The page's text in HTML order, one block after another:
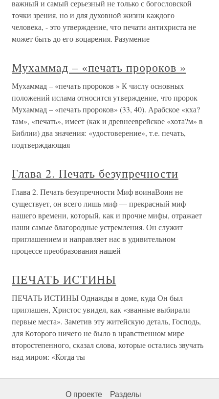
важный и самый серьезный не только с богословской
точки зрения, но и для духовной жизни каждого
человека, - это утверждение, что печати антихриста не
может быть до его воцарения. Разумение
Мухаммад – «печать пророков »
Мухаммад – «печать пророков » К числу основных
положений ислама относится утверждение, что пророк
Мухаммад – «печать пророков» (33, 40). Арабское «кха?
там», «печать», имеет (как и древнееврейское «хота?м» в
Библии) два значения: «удостоверение», т.е. печать,
подтверждающая
Глава 2. Печать безупречности
Глава 2. Печать безупречности Миф воинаВоин не
существует, он всего лишь миф — прекрасный миф
нашего времени, который, как и прочие мифы, отражает
наши самые благородные устремления. Он служит
приглашением и направляет нас в удивительном
процессе преобразования нашей
ПЕЧАТЬ ИСТИНЫ
ПЕЧАТЬ ИСТИНЫ Однажды в доме, куда Он был
приглашен, Христос увидел, как «званные выбирали
первые места». Заметив эту житейскую деталь, Господь,
для Которого ничего не было в нравственном мире
второстепенного, сказал слова, которые остались звучать
над миром: «Когда ты
О проекте Разделы